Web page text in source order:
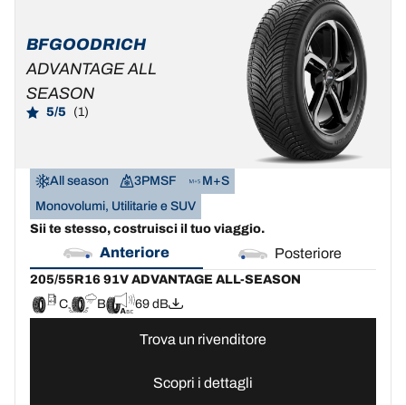
BFGOODRICH
ADVANTAGE ALL
SEASON
5/5 (1)
All season 3PMSF
M+S
Monovolumi, Utilitarie e SUV
Sii te stesso, costruisci il tuo viaggio.
Anteriore Posteriore
205/55R16 91V ADVANTAGE ALL-SEASON
C
B 69 dB
ALL-
SEASON
C
Trova un rivenditore
Scopri i dettagli
B 69 dB